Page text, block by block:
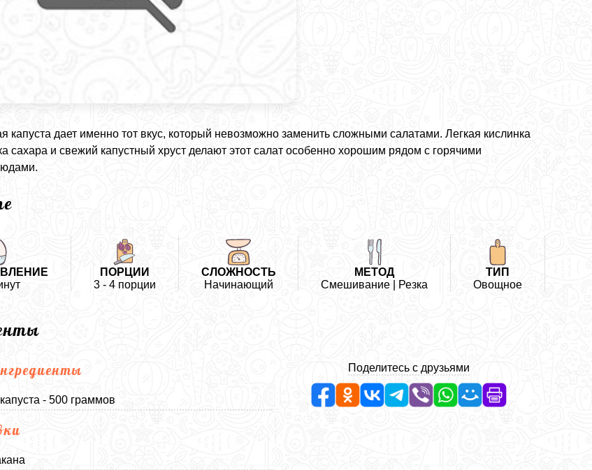
капуста дает именно тот вкус, который невозможно заменить сложными салатами. Легкая кислинка
сахара и свежий капустный хруст делают этот салат особенно хорошим рядом с горячими
ПОРЦИИ
3 - 4 порции
СЛОЖНОСТЬ
Начинающий
МЕТОД
Смешивание | Резка
ТИП
Овощное
- 500 граммов
Поделитесь с друзьями